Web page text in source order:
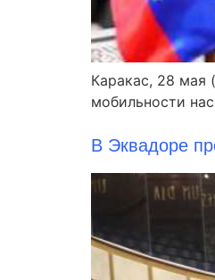
Каракас, 28 мая
мобильности
В Эквадоре